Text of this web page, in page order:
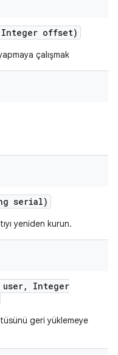
Integer offset)
çalışmak
serial)
yeniden kurun.
,
Integer
geri yüklemeye